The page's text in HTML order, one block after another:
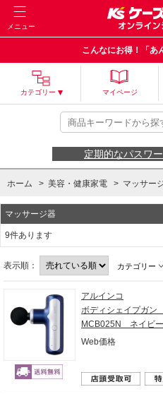
メニュー
こんなにお得！「あ
カテゴリー マイページ
定期的なパスワ
ホーム > 美容・健康家電 > マッサー
マッサージ器
9件あります
表示順： カテゴリー
アルインコ
ボディシェイプガ
MCB025N ネイビー
Web価格